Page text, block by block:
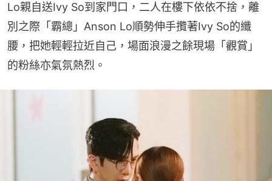
Lo親自送Ivy So到家門口，二人在樓下依依不捨，離
別之際「霸總」Anson Lo順勢伸手攬著Ivy So的纖
腰，把她輕輕拉近自己，場面浪漫之餘現場「觀賞」
的粉絲亦氣氛熱烈。